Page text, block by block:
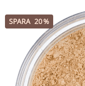
SPARA 20%